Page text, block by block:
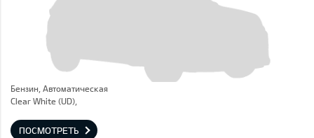
Бензин, Автоматическая
Clear White (UD),
ПОСМОТРЕТЬ